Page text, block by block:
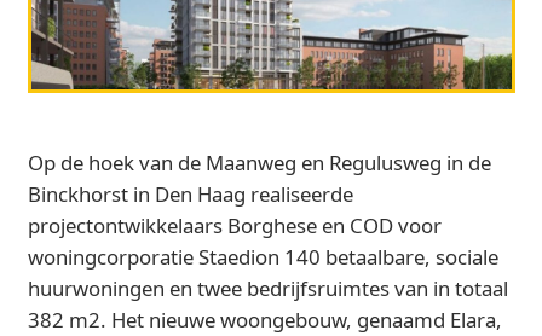
Op de hoek van de Maanweg en Regulusweg in de
Binckhorst in Den Haag realiseerde
projectontwikkelaars Borghese en COD voor
woningcorporatie Staedion 140 betaalbare, sociale
huurwoningen en twee bedrijfsruimtes van in totaal
382 m2. Het nieuwe woongebouw, genaamd Elara,